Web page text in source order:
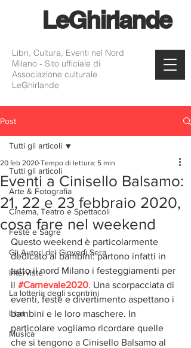
LeGhirlande
Libri, Cultura, Eventi nel Nord
Milano - Sito ufficiale di
Associazione culturale
LeGhirlande
Post
Tutti gli articoli
Arte & Fotografia
Cinema, Teatro e Spettacoli
Feste e Sagre
Gli Autori del Giovedì Sera
Interviste
La lotteria degli scontrini
Libri
Musica
Tutti gli articoli
Eventi a Cinisello Balsamo:
21, 22 e 23 febbraio 2020,
cosa fare nel weekend
20 feb 2020 Tempo di lettura: 5 min
Questo weekend è particolarmente
dedicato ai bambini: partono infatti in
tutto il nord Milano i festeggiamenti per
il #Carnevale2020. Una scorpacciata di
eventi, feste e divertimento aspettano i
bambini e le loro maschere. In
particolare vogliamo ricordare quelle
che si tengono a Cinisello Balsamo al